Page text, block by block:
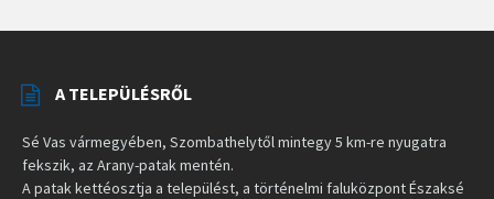
A TELEPÜLÉSRŐL
Sé Vas vármegyében, Szombathelytől mintegy 5 km-re nyugatra
fekszik, az Arany-patak mentén.
A patak kettéosztja a települést, a történelmi faluközpont Északsé